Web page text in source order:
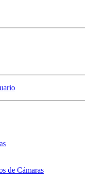
de Cámaras